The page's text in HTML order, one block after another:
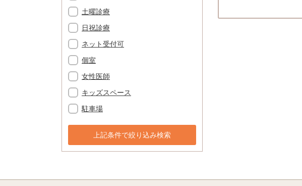
土曜診療
日祝診療
ネット受付可
個室
女性医師
キッズスペース
駐車場
上記条件で絞り込み検索